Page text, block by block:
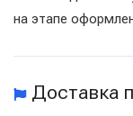
на этапе
Доставка